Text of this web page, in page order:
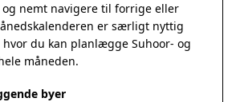
nemt navigere til forrige eller
er særligt nyttig
hvor du kan planlægge Suhoor- og
måneden.
byer